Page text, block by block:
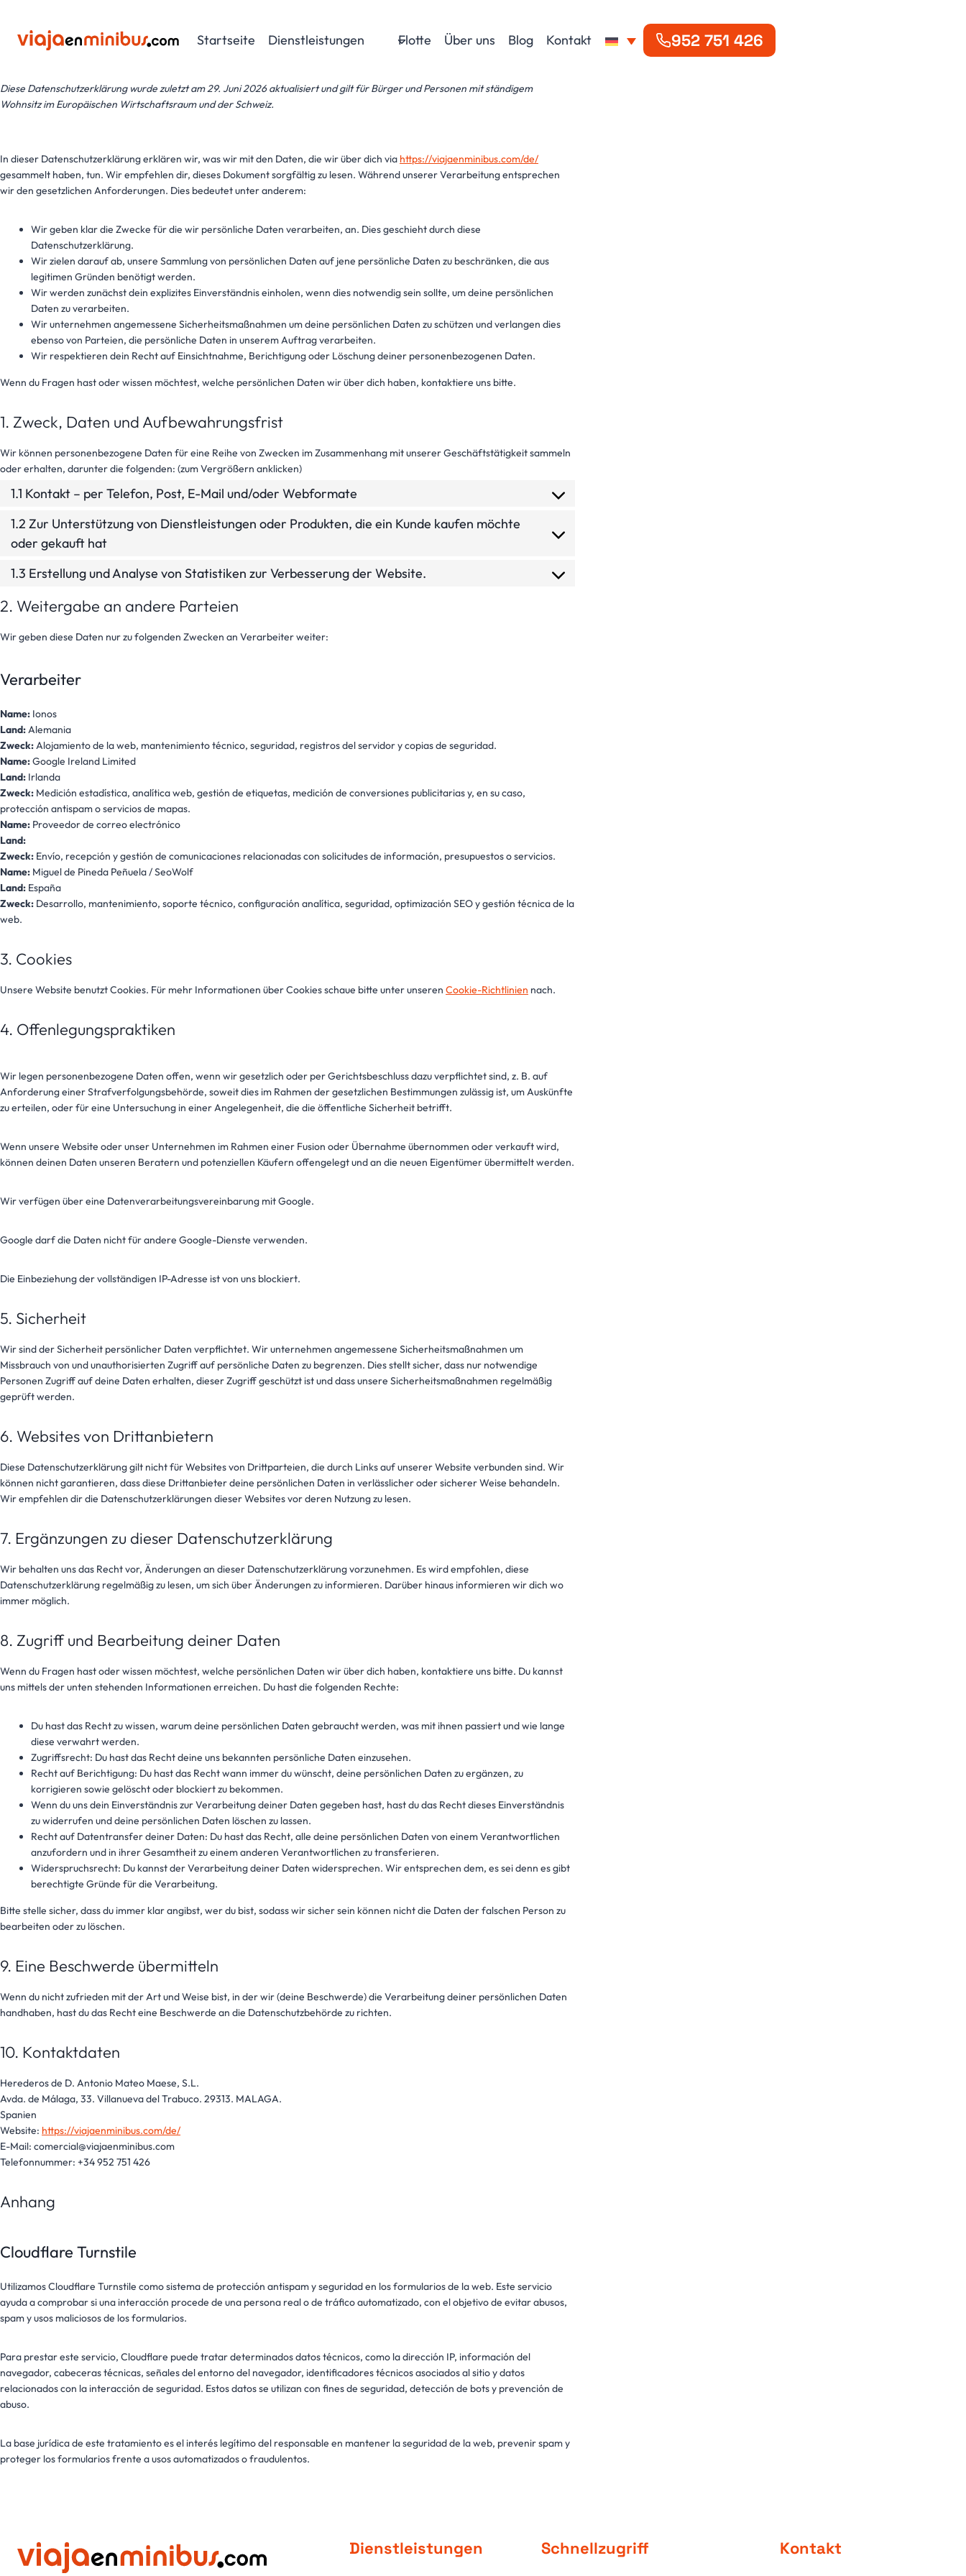
Inhalt
springen
Startseite Dienstleistungen Flotte Über uns Blog Kontakt 952 751 426
Diese Datenschutzerklärung wurde zuletzt am 29. Juni 2026 aktualisiert und gilt für Bürger und Personen mit ständigem
Wohnsitz im Europäischen Wirtschaftsraum und der Schweiz.
In dieser Datenschutzerklärung erklären wir, was wir mit den Daten, die wir über dich via https://viajaenminibus.com/de/
gesammelt haben, tun. Wir empfehlen dir, dieses Dokument sorgfältig zu lesen. Während unserer Verarbeitung entsprechen
wir den gesetzlichen Anforderungen. Dies bedeutet unter anderem:
Wir geben klar die Zwecke für die wir persönliche Daten verarbeiten, an. Dies geschieht durch diese
Datenschutzerklärung.
Wir zielen darauf ab, unsere Sammlung von persönlichen Daten auf jene persönliche Daten zu beschränken, die aus
legitimen Gründen benötigt werden.
Wir werden zunächst dein explizites Einverständnis einholen, wenn dies notwendig sein sollte, um deine persönlichen
Daten zu verarbeiten.
Wir unternehmen angemessene Sicherheitsmaßnahmen um deine persönlichen Daten zu schützen und verlangen dies
ebenso von Parteien, die persönliche Daten in unserem Auftrag verarbeiten.
Wir respektieren dein Recht auf Einsichtnahme, Berichtigung oder Löschung deiner personenbezogenen Daten.
Wenn du Fragen hast oder wissen möchtest, welche persönlichen Daten wir über dich haben, kontaktiere uns bitte.
1. Zweck, Daten und Aufbewahrungsfrist
Wir können personenbezogene Daten für eine Reihe von Zwecken im Zusammenhang mit unserer Geschäftstätigkeit sammeln
oder erhalten, darunter die folgenden: (zum Vergrößern anklicken)
1.1 Kontakt – per Telefon, Post, E-Mail und/oder Webformate
1.2 Zur Unterstützung von Dienstleistungen oder Produkten, die ein Kunde kaufen möchte
oder gekauft hat
1.3 Erstellung und Analyse von Statistiken zur Verbesserung der Website.
2. Weitergabe an andere Parteien
Wir geben diese Daten nur zu folgenden Zwecken an Verarbeiter weiter:
Verarbeiter
Name: Ionos
Land:Alemania
Zweck:Alojamiento de la web, mantenimiento técnico, seguridad, registros del servidor y copias de seguridad.
Name:Google Ireland Limited
Land: Irlanda
Zweck: Medición estadística, analítica web, gestión de etiquetas, medición de conversiones publicitarias y, en su caso,
protección antispam o servicios de mapas.
Name: Proveedor de correo electrónico
Land:
Zweck: Envío, recepción y gestión de comunicaciones relacionadas con solicitudes de información, presupuestos o servicios.
Name: Miguel de Pineda Peñuela / SeoWolf
Land: España
Zweck: Desarrollo, mantenimiento, soporte técnico, configuración analítica, seguridad, optimización SEO y gestión técnica de la
web.
3. Cookies
Unsere Website benutzt Cookies. Für mehr Informationen über Cookies schaue bitte unter unseren Cookie-Richtlinien nach.
4. Offenlegungspraktiken
Wir legen personenbezogene Daten offen, wenn wir gesetzlich oder per Gerichtsbeschluss dazu verpflichtet sind, z. B. auf
Anforderung einer Strafverfolgungsbehörde, soweit dies im Rahmen der gesetzlichen Bestimmungen zulässig ist, um Auskünfte
zu erteilen, oder für eine Untersuchung in einer Angelegenheit, die die öffentliche Sicherheit betrifft.
Wenn unsere Website oder unser Unternehmen im Rahmen einer Fusion oder Übernahme übernommen oder verkauft wird,
können deinen Daten unseren Beratern und potenziellen Käufern offengelegt und an die neuen Eigentümer übermittelt werden.
Wir verfügen über eine Datenverarbeitungsvereinbarung mit Google.
Google darf die Daten nicht für andere Google-Dienste verwenden.
Die Einbeziehung der vollständigen IP-Adresse ist von uns blockiert.
5. Sicherheit
Wir sind der Sicherheit persönlicher Daten verpflichtet. Wir unternehmen angemessene Sicherheitsmaßnahmen um
Missbrauch von und unauthorisierten Zugriff auf persönliche Daten zu begrenzen. Dies stellt sicher, dass nur notwendige
Personen Zugriff auf deine Daten erhalten, dieser Zugriff geschützt ist und dass unsere Sicherheitsmaßnahmen regelmäßig
geprüft werden.
6. Websites von Drittanbietern
Diese Datenschutzerklärung gilt nicht für Websites von Drittparteien, die durch Links auf unserer Website verbunden sind. Wir
können nicht garantieren, dass diese Drittanbieter deine persönlichen Daten in verlässlicher oder sicherer Weise behandeln.
Wir empfehlen dir die Datenschutzerklärungen dieser Websites vor deren Nutzung zu lesen.
7. Ergänzungen zu dieser Datenschutzerklärung
Wir behalten uns das Recht vor, Änderungen an dieser Datenschutzerklärung vorzunehmen. Es wird empfohlen, diese
Datenschutzerklärung regelmäßig zu lesen, um sich über Änderungen zu informieren. Darüber hinaus informieren wir dich wo
immer möglich.
8. Zugriff und Bearbeitung deiner Daten
Wenn du Fragen hast oder wissen möchtest, welche persönlichen Daten wir über dich haben, kontaktiere uns bitte. Du kannst
uns mittels der unten stehenden Informationen erreichen. Du hast die folgenden Rechte:
Du hast das Recht zu wissen, warum deine persönlichen Daten gebraucht werden, was mit ihnen passiert und wie lange
diese verwahrt werden.
Zugriffsrecht: Du hast das Recht deine uns bekannten persönliche Daten einzusehen.
Recht auf Berichtigung: Du hast das Recht wann immer du wünscht, deine persönlichen Daten zu ergänzen, zu
korrigieren sowie gelöscht oder blockiert zu bekommen.
Wenn du uns dein Einverständnis zur Verarbeitung deiner Daten gegeben hast, hast du das Recht dieses Einverständnis
zu widerrufen und deine persönlichen Daten löschen zu lassen.
Recht auf Datentransfer deiner Daten: Du hast das Recht, alle deine persönlichen Daten von einem Verantwortlichen
anzufordern und in ihrer Gesamtheit zu einem anderen Verantwortlichen zu transferieren.
Widerspruchsrecht: Du kannst der Verarbeitung deiner Daten widersprechen. Wir entsprechen dem, es sei denn es gibt
berechtigte Gründe für die Verarbeitung.
Bitte stelle sicher, dass du immer klar angibst, wer du bist, sodass wir sicher sein können nicht die Daten der falschen Person zu
bearbeiten oder zu löschen.
9. Eine Beschwerde übermitteln
Wenn du nicht zufrieden mit der Art und Weise bist, in der wir (deine Beschwerde) die Verarbeitung deiner persönlichen Daten
handhaben, hast du das Recht eine Beschwerde an die Datenschutzbehörde zu richten.
10. Kontaktdaten
Herederos de D. Antonio Mateo Maese, S.L.
Avda. de Málaga, 33. Villanueva del Trabuco. 29313. MALAGA.
Spanien
Website: https://viajaenminibus.com/de/
E-Mail: comercial@viajaenminibus.com
Telefonnummer: +34 952 751 426
Anhang
Cloudflare Turnstile
Utilizamos Cloudflare Turnstile como sistema de protección antispam y seguridad en los formularios de la web. Este servicio
ayuda a comprobar si una interacción procede de una persona real o de tráfico automatizado, con el objetivo de evitar abusos,
spam y usos maliciosos de los formularios.
Para prestar este servicio, Cloudflare puede tratar determinados datos técnicos, como la dirección IP, información del
navegador, cabeceras técnicas, señales del entorno del navegador, identificadores técnicos asociados al sitio y datos
relacionados con la interacción de seguridad. Estos datos se utilizan con fines de seguridad, detección de bots y prevención de
abuso.
La base jurídica de este tratamiento es el interés legítimo del responsable en mantener la seguridad de la web, prevenir spam y
proteger los formularios frente a usos automatizados o fraudulentos.
Dienstleistungen Schnellzugriff Kontakt